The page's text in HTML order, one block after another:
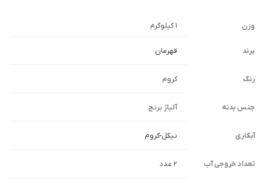
وزن 1 کیلوگرم
برند قهرمان
رنگ کروم
جنس بدنه آلیاژ برنج
آبکاری نیکل-کروم
تعداد خروجی آب 2 عدد